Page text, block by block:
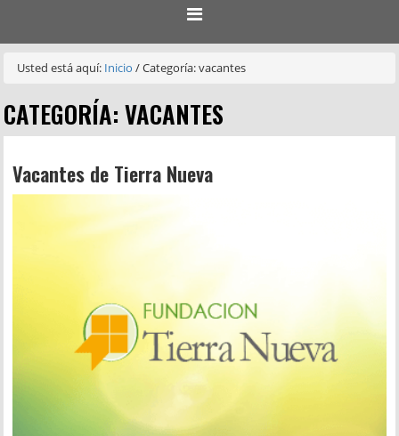
Usted está aquí: Inicio/Categoría: vacantes
CATEGORÍA: VACANTES
Vacantes de Tierra Nueva